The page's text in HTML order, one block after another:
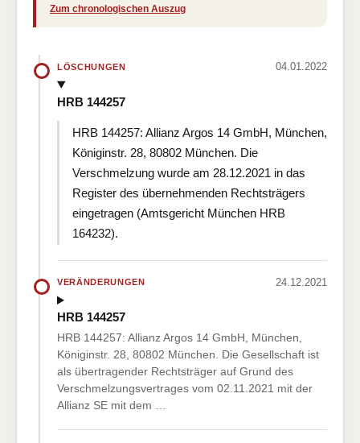
Zum chronologischen Auszug
LÖSCHUNGEN 04.01.2022
HRB 144257
HRB 144257: Allianz Argos 14 GmbH, München,
Königinstr. 28, 80802 München. Die
Verschmelzung wurde am 28.12.2021 in das
Register des übernehmenden Rechtsträgers
eingetragen (Amtsgericht München HRB
164232).
VERÄNDERUNGEN 24.12.2021
HRB 144257
HRB 144257: Allianz Argos 14 GmbH, München,
Königinstr. 28, 80802 München. Die Gesellschaft ist
als übertragender Rechtsträger auf Grund des
Verschmelzungsvertrages vom 02.11.2021 mit der
Allianz SE mit dem …